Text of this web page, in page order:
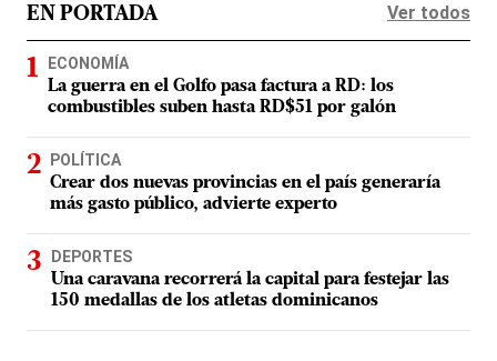
EN PORTADA Ver todos
ECONOMÍA
La guerra en el Golfo pasa factura a RD: los
combustibles suben hasta RD$51 por galón
POLÍTICA
Crear dos nuevas provincias en el país generaría
más gasto público, advierte experto
DEPORTES
Una caravana recorrerá la capital para festejar las
150 medallas de los atletas dominicanos